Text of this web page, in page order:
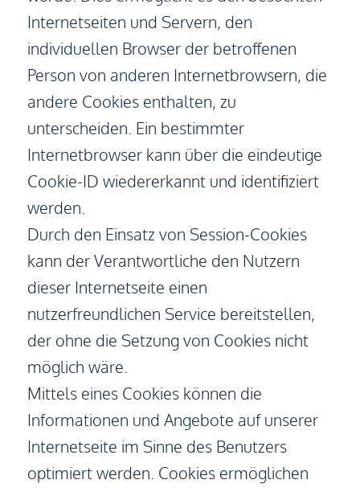
Internetseiten und Servern, den
individuellen Browser der betroffenen
Person von anderen Internetbrowsern, die
andere Cookies enthalten, zu
unterscheiden. Ein bestimmter
Internetbrowser kann über die eindeutige
Cookie-ID wiedererkannt und identifiziert
werden.
Durch den Einsatz von Session-Cookies
kann der Verantwortliche den Nutzern
dieser Internetseite einen
nutzerfreundlichen Service bereitstellen,
der ohne die Setzung von Cookies nicht
möglich wäre.
Mittels eines Cookies können die
Informationen und Angebote auf unserer
Internetseite im Sinne des Benutzers
optimiert werden. Cookies ermöglichen